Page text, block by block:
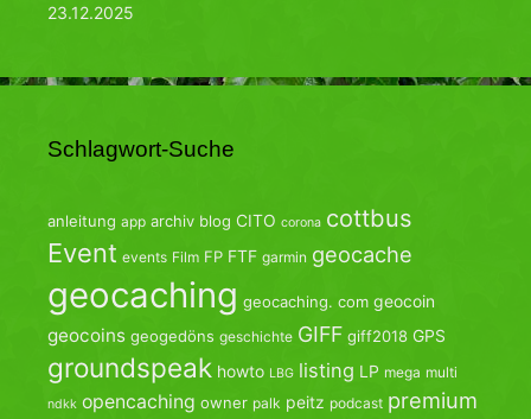
23.12.2025
Schlagwort-Suche
anleitung app archiv blog CITO corona cottbus
Event events Film FP FTF garmin geocache
geocaching geocaching. com geocoin
geocoins geogedöns geschichte GIFF giff2018 GPS
groundspeak howto LBG listing LP mega multi
ndkk opencaching owner palk peitz podcast premium